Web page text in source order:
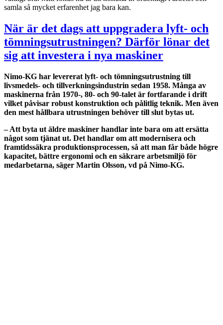
samla så mycket erfarenhet jag bara kan.
När är det dags att uppgradera lyft- och
tömningsutrustningen? Därför lönar det
sig att investera i nya maskiner
Nimo-KG har levererat lyft- och tömningsutrustning till
livsmedels- och tillverkningsindustrin sedan 1958. Många av
maskinerna från 1970-, 80- och 90-talet är fortfarande i drift
vilket påvisar robust konstruktion och pålitlig teknik. Men även
den mest hållbara utrustningen behöver till slut bytas ut.
– Att byta ut äldre maskiner handlar inte bara om att ersätta
något som tjänat ut. Det handlar om att modernisera och
framtidssäkra produktionsprocessen, så att man får både högre
kapacitet, bättre ergonomi och en säkrare arbetsmiljö för
medarbetarna, säger Martin Olsson, vd på Nimo-KG.